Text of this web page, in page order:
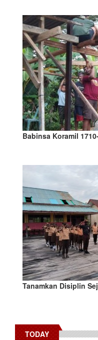
Babinsa Koramil
Tanamkan Disiplin
TODAY